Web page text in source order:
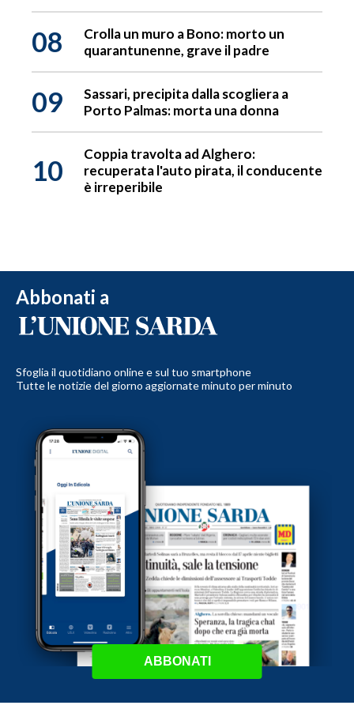
08
Crolla un muro a Bono: morto un
quarantunenne, grave il padre
09
Sassari, precipita dalla scogliera a
Porto Palmas: morta una donna
10
Coppia travolta ad Alghero:
recuperata l'auto pirata, il conducente
è irreperibile
Abbonati a
Sfoglia il quotidiano online e sul tuo smartphone
Tutte le notizie del giorno aggiornate minuto per minuto
ABBONATI